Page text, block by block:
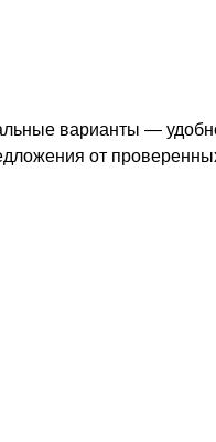
варианты —
от